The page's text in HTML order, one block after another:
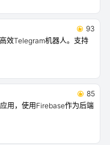
93
效Telegram机器人。支持
85
用，使用Firebase作为后端